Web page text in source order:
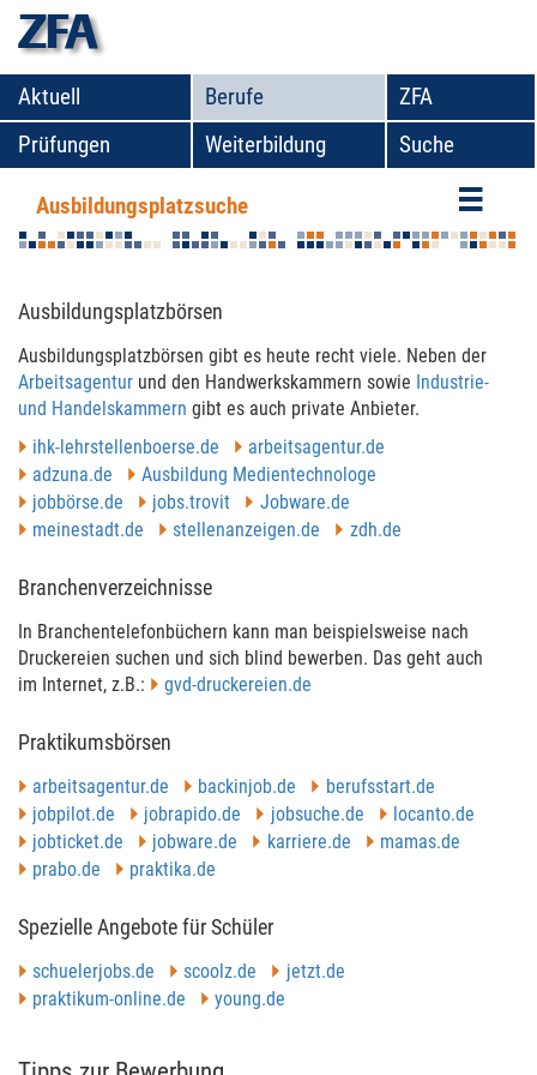
zfa
Aktuell Berufe
ZFA
Prüfungen
Weiterbildung Suche
Ausbildungsplatzsuche
Tipps zur Ausbildungsplatzsuche
Ausbildungsplatzbörsen
Aus­bildungs­platzbör­sen gibt es heute recht viele. Neben der
Arbeits­agen­tur und den Handwerkskammern sowie Indus­trie-
und Handels­kam­mern gibt es auch private Anbie­ter.
ihk-lehr­stel­lenboe­rse.de
arbeits­agen­tur.de
adzuna.de
Aus­bil­dung Medien­tech­nologe
job­börse.de
jobs.trovit
Jobware.de
mei­ne­stadt.de
stel­len­anzeigen.de zdh.de
Branchenverzeichnisse
In Bran­chen­te­le­fonbü­chern kann man bei­spiels­weise nach
Dru­ckereien suchen und sich blind bewer­ben. Das geht auch
im Inter­net, z.B.:
gvd-dru­ckereien.de
Praktikumsbörsen
arbeits­agen­tur.de back­injob.de
berufs­start.de
job­pilot.de
job­rapido.de job­su­che.de
locanto.de
job­ti­cket.de
jobware.de karriere.de
mamas.de
prabo.de
prak­tika.de
Spezielle Angebote für Schüler
schuelerjobs.de scoolz.de
jetzt.de
prak­tikum-online.de
young.de